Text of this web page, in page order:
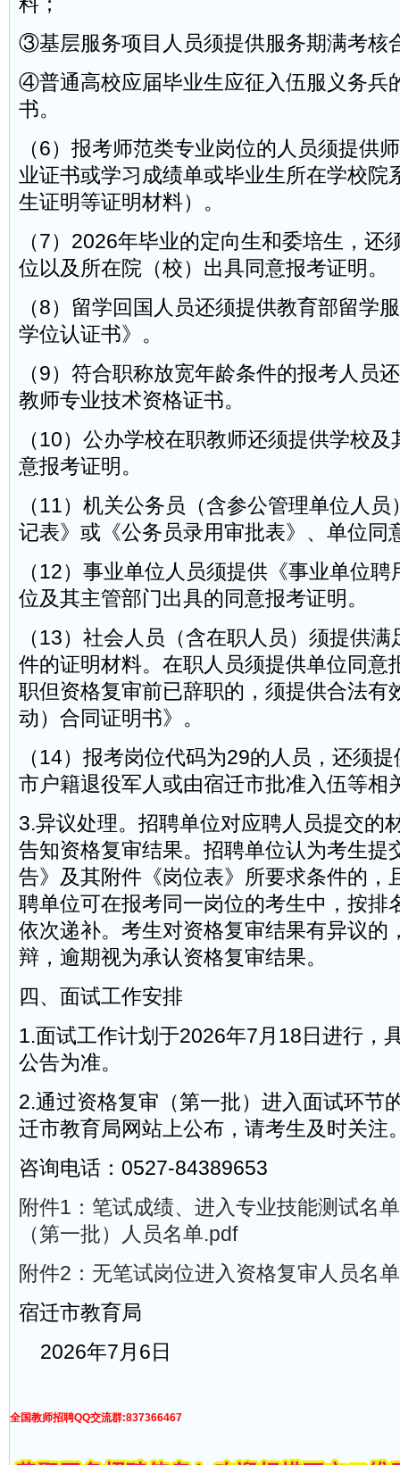
③基层服务项目人员须提供服务期满考核
④普通高校应届毕业生应征入伍服义务兵
书。
（6）报考师范类专业岗位的人员须提供
业证书或学习成绩单或毕业生所在学校院
生证明等证明材料）。
（7）2026年毕业的定向生和委培生，还
位以及所在院（校）出具同意报考证明。
（8）留学回国人员还须提供教育部留学
学位认证书》。
（9）符合职称放宽年龄条件的报考人员
教师专业技术资格证书。
（10）公办学校在职教师还须提供学校
意报考证明。
（11）机关公务员（含参公管理单位人
记表》或《公务员录用审批表》、单位同
（12）事业单位人员须提供《事业单位
位及其主管部门出具的同意报考证明。
（13）社会人员（含在职人员）须提供
件的证明材料。在职人员须提供单位同意
职但资格复审前已辞职的，须提供合法有
动）合同证明书》。
（14）报考岗位代码为29的人员，还须
市户籍退役军人或由宿迁市批准入伍等相
3.异议处理。招聘单位对应聘人员提交的
告知资格复审结果。招聘单位认为考生提
告》及其附件《岗位表》所要求条件的，
聘单位可在报考同一岗位的考生中，按排
依次递补。考生对资格复审结果有异议的
辩，逾期视为承认资格复审结果。
四、面试工作安排
1.面试工作计划于2026年7月18日进行，
公告为准。
2.通过资格复审（第一批）进入面试环节
迁市教育局网站上公布，请考生及时关注
咨询电话：0527-84389653
附件1：笔试成绩、进入专业技能测试名
（第一批）人员名单.pdf
附件2：无笔试岗位进入资格复审人员名
宿迁市教育局
2026年7月6日
全国教师招聘QQ交流群:837366467